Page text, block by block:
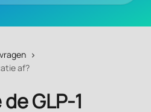
af?
GLP-1